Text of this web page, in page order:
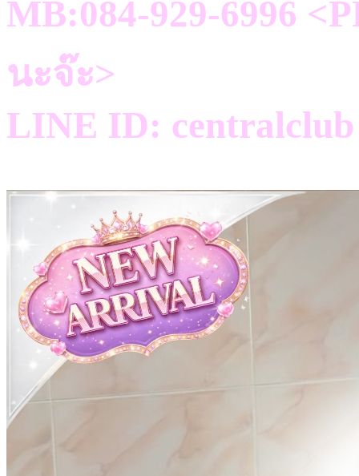
MB:084-929-6996
นะจ๊ะ>
LINE ID: centralclub